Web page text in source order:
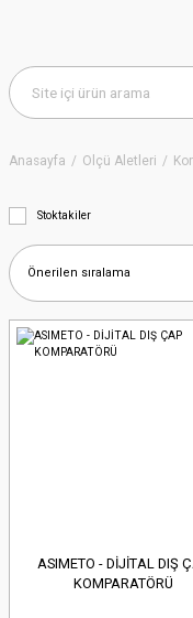
Anasayfa Ölçü Aletleri
Stoktakiler
ASIMETO - DİJİTAL DIŞ
KOMPARATÖRÜ